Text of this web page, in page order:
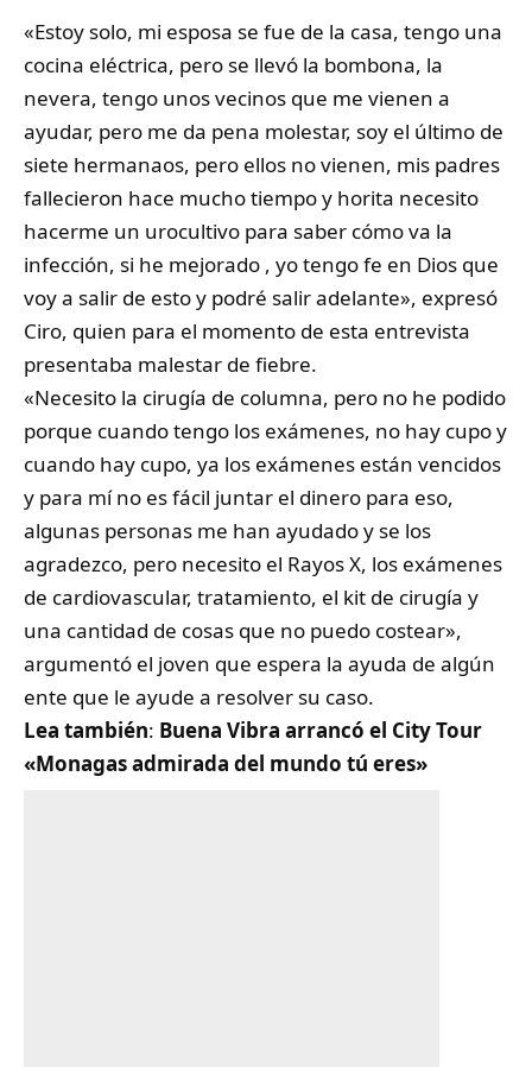
«Estoy solo, mi esposa se fue de la casa, tengo una
cocina eléctrica, pero se llevó la bombona, la
nevera, tengo unos vecinos que me vienen a
ayudar, pero me da pena molestar, soy el último de
siete hermanaos, pero ellos no vienen, mis padres
fallecieron hace mucho tiempo y horita necesito
hacerme un urocultivo para saber cómo va la
infección, si he mejorado , yo tengo fe en Dios que
voy a salir de esto y podré salir adelante», expresó
Ciro, quien para el momento de esta entrevista
presentaba malestar de fiebre.
«Necesito la cirugía de columna, pero no he podido
porque cuando tengo los exámenes, no hay cupo y
cuando hay cupo, ya los exámenes están vencidos
y para mí no es fácil juntar el dinero para eso,
algunas personas me han ayudado y se los
agradezco, pero necesito el Rayos X, los exámenes
de cardiovascular, tratamiento, el kit de cirugía y
una cantidad de cosas que no puedo costear»,
argumentó el joven que espera la ayuda de algún
ente que le ayude a resolver su caso.
Lea también: Buena Vibra arrancó el City Tour
«Monagas admirada del mundo tú eres»